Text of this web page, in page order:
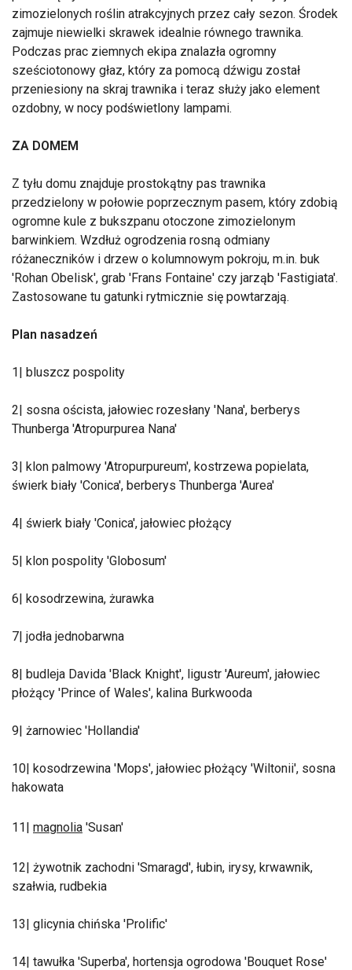
zimozielonych roślin atrakcyjnych przez cały sezon. Środek
zajmuje niewielki skrawek idealnie równego trawnika.
Podczas prac ziemnych ekipa znalazła ogromny
sześciotonowy głaz, który za pomocą dźwigu został
przeniesiony na skraj trawnika i teraz służy jako element
ozdobny, w nocy podświetlony lampami.
ZA DOMEM
Z tyłu domu znajduje prostokątny pas trawnika
przedzielony w połowie poprzecznym pasem, który zdobią
ogromne kule z bukszpanu otoczone zimozielonym
barwinkiem. Wzdłuż ogrodzenia rosną odmiany
różaneczników i drzew o kolumnowym pokroju, m.in. buk
'Rohan Obelisk', grab 'Frans Fontaine' czy jarząb 'Fastigiata'.
Zastosowane tu gatunki rytmicznie się powtarzają.
Plan nasadzeń
1| bluszcz pospolity
2| sosna oścista, jałowiec rozesłany 'Nana', berberys
Thunberga 'Atropurpurea Nana'
3| klon palmowy 'Atropurpureum', kostrzewa popielata,
świerk biały 'Conica', berberys Thunberga 'Aurea'
4| świerk biały 'Conica', jałowiec płożący
5| klon pospolity 'Globosum'
6| kosodrzewina, żurawka
7| jodła jednobarwna
8| budleja Davida 'Black Knight', ligustr 'Aureum', jałowiec
płożący 'Prince of Wales', kalina Burkwooda
9| żarnowiec 'Hollandia'
10| kosodrzewina 'Mops', jałowiec płożący 'Wiltonii', sosna
hakowata
11| magnolia 'Susan'
12| żywotnik zachodni 'Smaragd', łubin, irysy, krwawnik,
szałwia, rudbekia
13| glicynia chińska 'Prolific'
14| tawułka 'Superba', hortensja ogrodowa 'Bouquet Rose'